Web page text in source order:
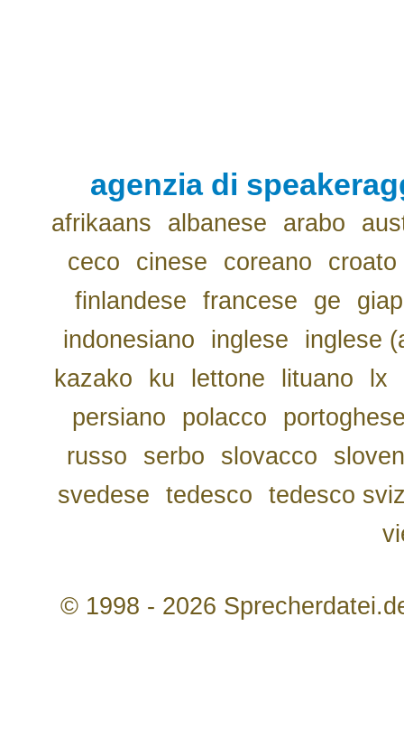
agenzia di
afrikaans albanese arabo
ceco
cinese coreano
croato
finlandese
francese ge
indonesiano
inglese
inglese
kazako
ku lettone lituano lx
persiano
polacco
russo
serbo slovacco
svedese
tedesco
tedesco
© 1998 - 2026